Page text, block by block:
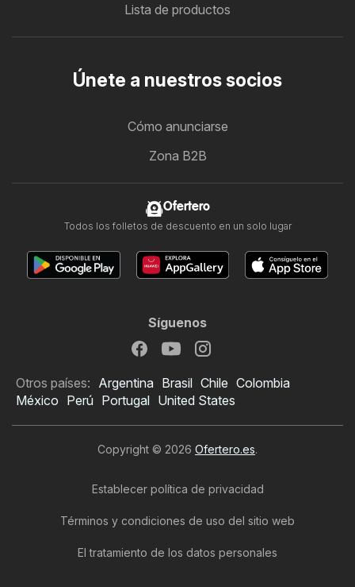
Folleto de JYSK
Lista de productos
Únete a nuestros socios
Cómo anunciarse
Zona B2B
Ofertero
Todos los folletos de descuento en un solo lugar
Síguenos
Otros países: Argentina Brasil Chile Colombia
México Perú Portugal United States
Copyright © 2026 Ofertero.es.
Establecer política de privacidad
Términos y condiciones de uso del sitio web
El tratamiento de los datos personales